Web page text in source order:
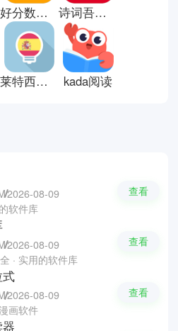
具能够帮助巩固知识点，也能根据
个人进度调整学习节奏。这里有些
教学工具推荐；Google
Classroom，Xmind和笔墨写作。
好分数家长版app 诗词吾爱网
莱特西班牙语背单词手机端 kada阅读
2026-08-09
软件库
查看
2026-08-09
· 实用的软件库
查看
2026-08-09
画软件
查看